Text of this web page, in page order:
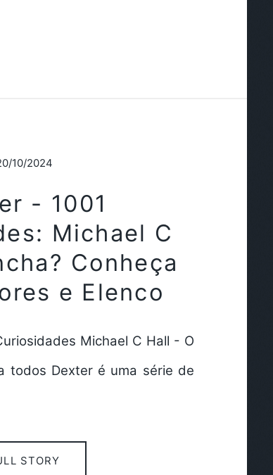
10/2024
- 1001
Michael C
Conheça
e Elenco
Michael C Hall - O
todos Dexter é uma série de
STORY